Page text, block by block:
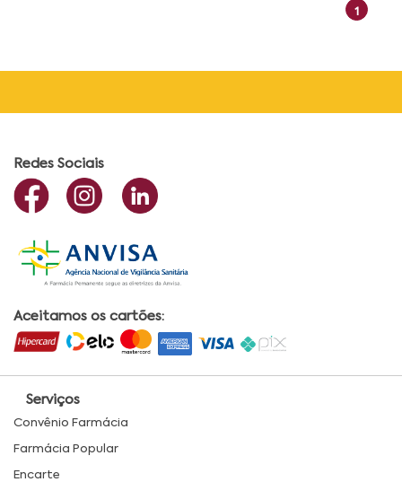
1
Redes Sociais
Aceitamos os cartões:
Serviços
Convênio Farmácia
Farmácia Popular
Encarte